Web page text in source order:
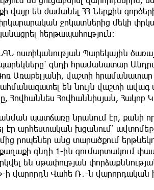
վայր են ժամանել ՀՀ Ներքին
ջոկատներից մեկի
հերթապահություն։
ոստիկանության Պարեկային
գնդի հրամանատար
Առաքելյանի, վաշտի հրամանատար
են նույն վաշտի ավագ
Հովհաննես Հովհաննիսյան, Հակոբ
պատճառը նրանում էր, քանի
էր արհեստական խցանում՝
րոպեներ անց տարածքում
գնդի 1-ին գումարտակում
են սթափության
ի վարորդն Վահե Ռ․-ն վարորդական